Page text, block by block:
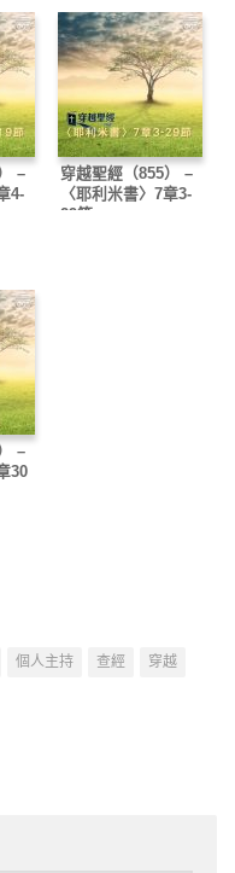
–
4-
穿越聖經（855） –
〈耶利米書〉7章3-
29節
–
30
個人主持 查經
穿越